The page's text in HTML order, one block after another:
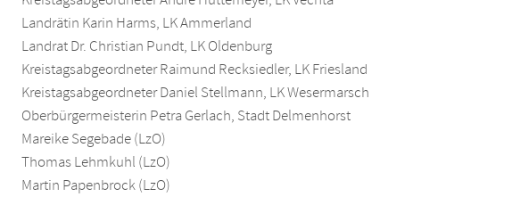
Landrätin Karin Harms, LK Ammerland
Landrat Dr. Christian Pundt, LK Oldenburg
Kreistagsabgeordneter Raimund Recksiedler, LK Friesland
Kreistagsabgeordneter Daniel Stellmann, LK Wesermarsch
Oberbürgermeisterin Petra Gerlach, Stadt Delmenhorst
Mareike Segebade (LzO)
Thomas Lehmkuhl (LzO)
Martin Papenbrock (LzO)